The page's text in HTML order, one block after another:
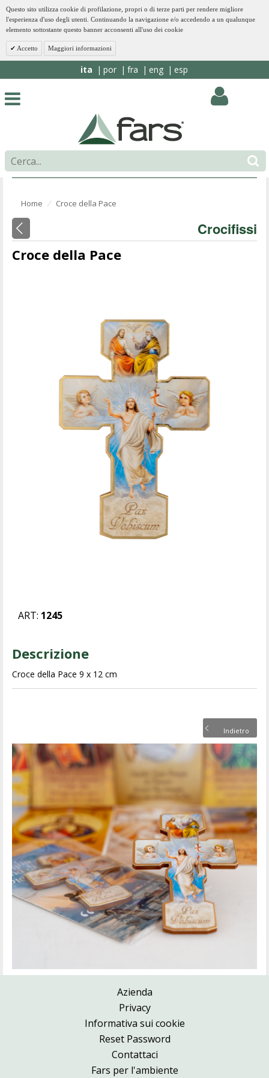
Questo sito utilizza cookie di profilazione, propri o di terze parti per rendere migliore
l'esperienza d'uso degli utenti. Continuando la navigazione e/o accedendo a un qualunque
elemento sottostante questo banner acconsenti all'uso dei cookie
Accetto Maggiori informazioni
ita por fra eng esp
Home ⁄ Croce della Pace
Crocifissi
Croce della Pace
ART: 1245
Descrizione
Croce della Pace 9 x 12 cm
Indietro
Azienda
Privacy
Informativa sui cookie
Reset Password
Contattaci
Fars per l'ambiente